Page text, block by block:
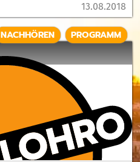
13.08.2018
NACHHÖREN PROGRAMM